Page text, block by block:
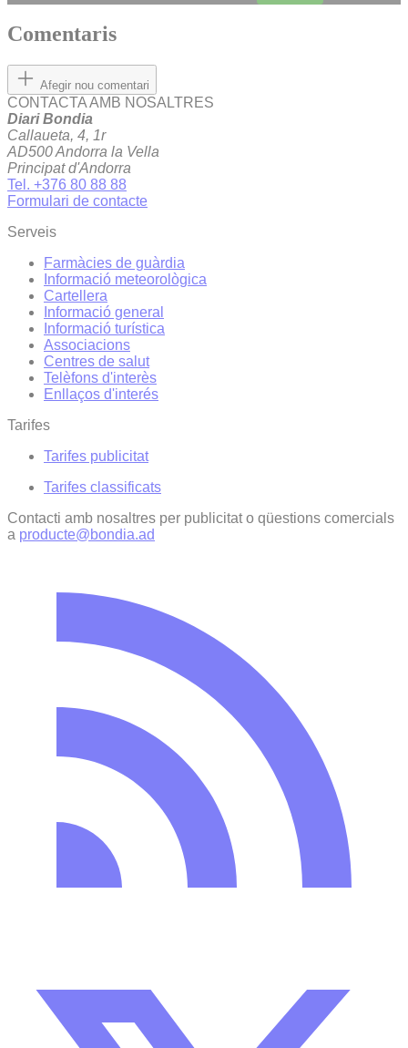
Comentaris
Afegir nou comentari
CONTACTA AMB NOSALTRES
Diari Bondia
Callaueta, 4, 1r
AD500 Andorra la Vella
Principat d'Andorra
Tel. +376 80 88 88
Formulari de contacte
Serveis
Farmàcies de guàrdia
Informació meteorològica
Cartellera
Informació general
Informació turística
Associacions
Centres de salut
Telèfons d'interès
Enllaços d'interés
Tarifes
Tarifes publicitat
Tarifes classificats
Contacti amb nosaltres per publicitat o qüestions comercials
a producte@bondia.ad